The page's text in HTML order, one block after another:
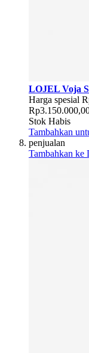
LOJEL Voja
Harga spesial
Stok Habis
Tambahkan
penjualan
Tambahkan ke